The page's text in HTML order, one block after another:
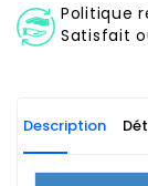
Politique
Satisfait
Description